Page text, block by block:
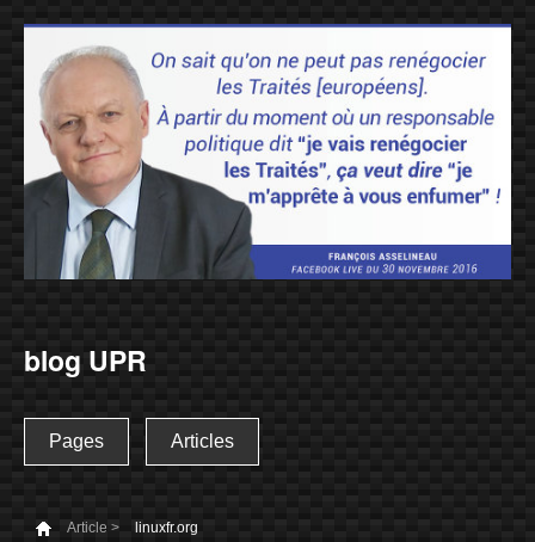
blog UPR
Pages Articles
Article > linuxfr.org